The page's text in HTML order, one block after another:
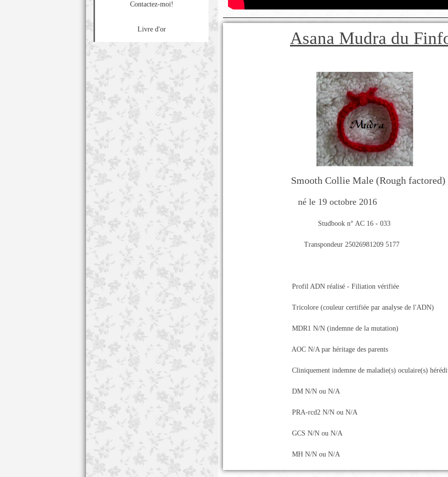
Contactez-moi!
Livre d'or Asana Mudra du
Smooth Collie Male (Rough factored)
né le 19 octobre 2016
Studbook n° AC 16 - 033
Transpondeur 25026981209 5177
Profil ADN réalisé - Filiation vérifiée
Tricolore (couleur certifiée par analyse de l'ADN)
MDR1 N/N (indemne de la mutation)
AOC N/A par héritage des parents
Cliniquement indemne de maladie(s) oculaire(s)
DM N/N ou N/A
PRA-rcd2 N/N ou N/A
GCS N/N ou N/A
MH N/N ou N/A